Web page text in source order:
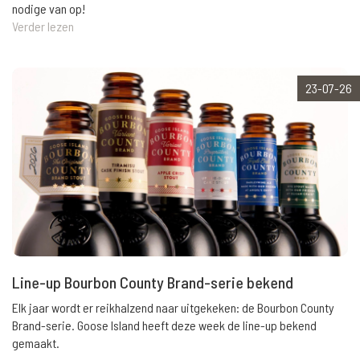
nodige van op!
Verder lezen
23-07-26
Line-up Bourbon County Brand-serie bekend
Elk jaar wordt er reikhalzend naar uitgekeken: de Bourbon County
Brand-serie. Goose Island heeft deze week de line-up bekend
gemaakt.